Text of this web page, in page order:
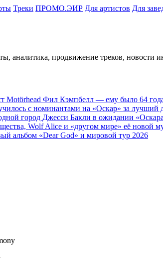
Треки ПРОМО.ЭИР Для артистов Для
аналитика, продвижение треков, новости
Motörhead Фил Кэмпбелл — ему было 64
с номинантами на «Оскар» за
город Джесси Бакли в ожидании
Wolf Alice и «другом мире» её новой
альбом «Dear God» и мировой тур 2026